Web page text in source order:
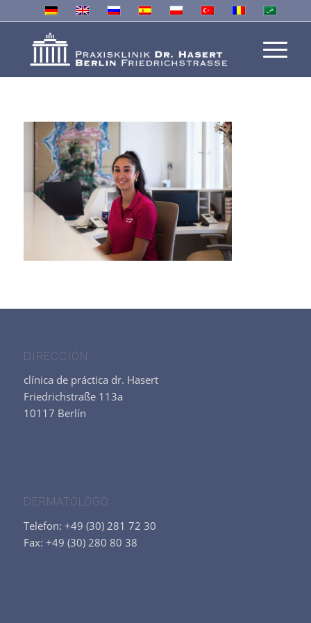
DIRECCIÓN
clínica de práctica dr. Hasert
Friedrichstraße 113a
10117 Berlín
DERMATÓLOGO
Telefon: +49 (30) 281 72 30
Fax: +49 (30) 280 80 38